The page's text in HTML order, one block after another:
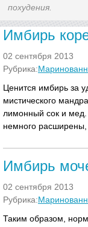
похудения.
Имбирь
02 сентября 2013
Рубрика:
Ценится имбирь за
мистического
лимонный сок и
немного расширены,
Имбирь
02 сентября 2013
Рубрика:
Таким образом,